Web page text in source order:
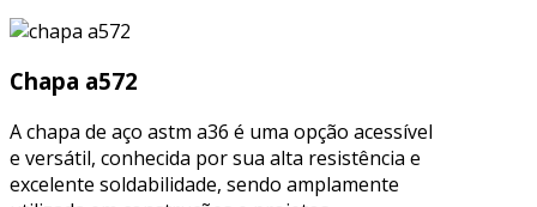
Chapa a572
A chapa de aço astm a36 é uma opção acessível
e versátil, conhecida por sua alta resistência e
excelente soldabilidade, sendo amplamente